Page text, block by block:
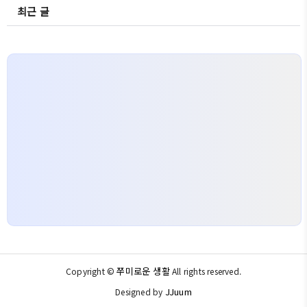
최근 글
Copyright ©쭈미로운 생활All rights reserved.
Designed by JJuum